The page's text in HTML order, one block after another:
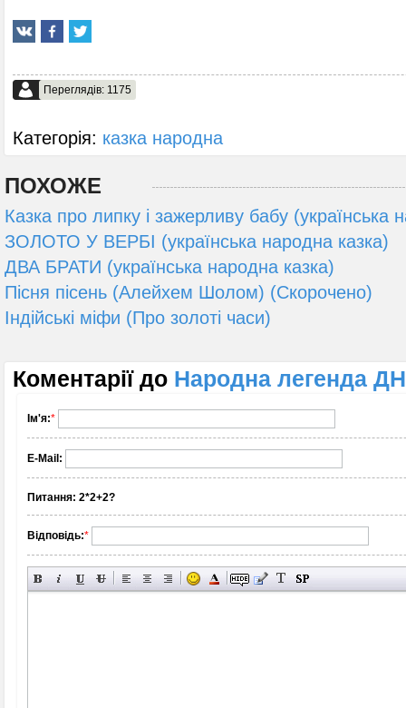
Переглядів: 1175
Категорія: казка народна
ПОХОЖЕ
Казка про липку і зажерливу бабу (українська
ЗОЛОТО У ВЕРБІ (українська народна казка)
ДВА БРАТИ (українська народна казка)
Пісня пісень (Алейхем Шолом) (Скорочено)
Індійські міфи (Про золоті часи)
Коментарії до Народна легенда
Ім'я:*
E-Mail:
Питання: 2*2+2?
Відповідь:*